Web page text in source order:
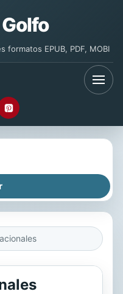
EPUB, PDF, MOBI